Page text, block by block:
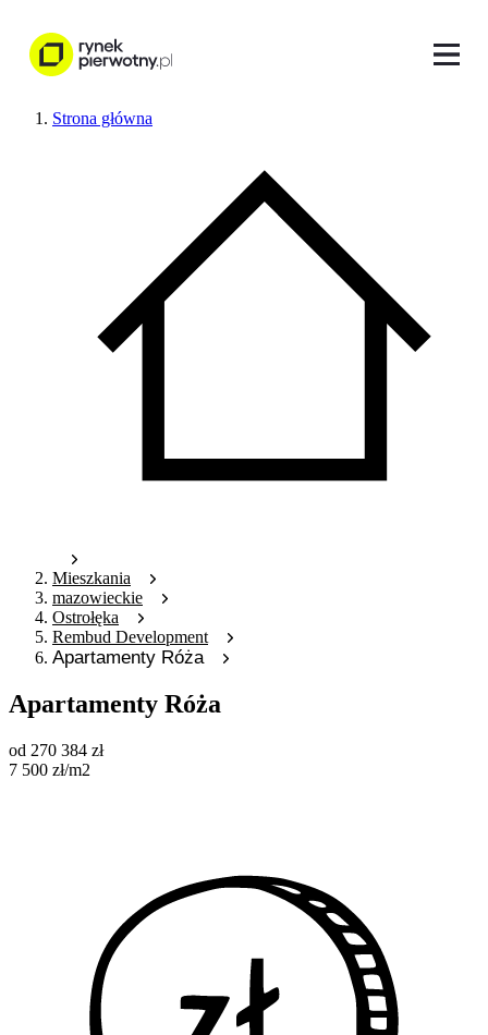
Strona główna
Mieszkania
mazowieckie
Ostrołęka
Rembud Development
Apartamenty Róża
Apartamenty Róża
od 270 384 zł
7 500 zł/m2